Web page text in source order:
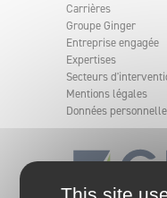
Carrières
Groupe Ginger
Entreprise engagée
Expertises
Secteurs
Mentions légales
Données